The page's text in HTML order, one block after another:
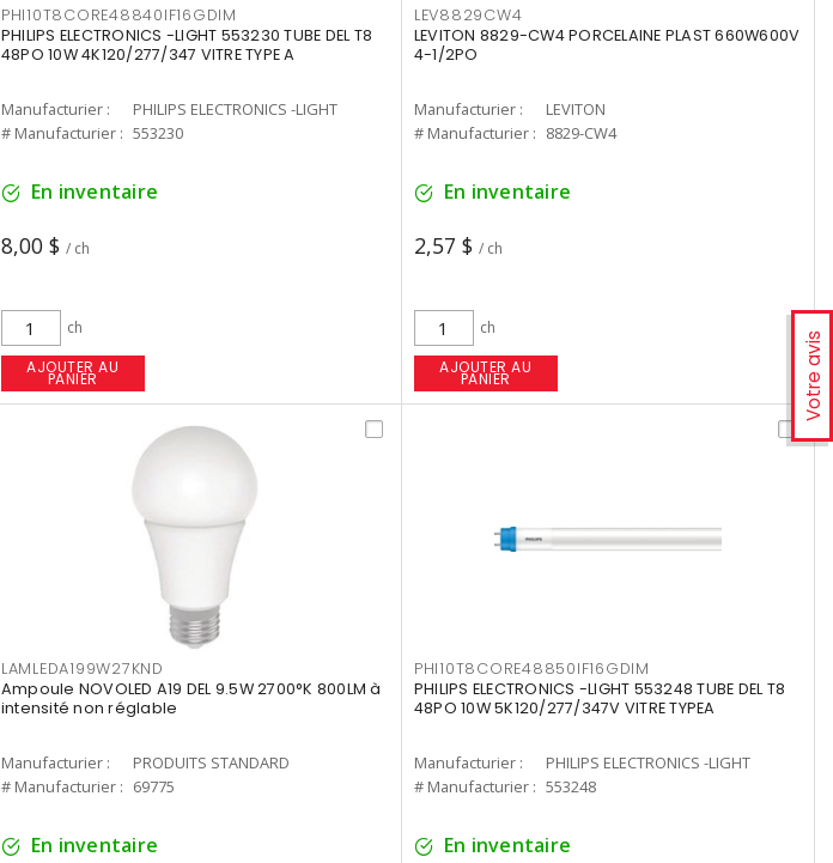
Votre avis
PHI10T8CORE48840IF16GDIM
PHILIPS ELECTRONICS -LIGHT 553230 TUBE DEL T8
48PO 10W 4K120/277/347 VITRE TYPE A
Manufacturier :
PHILIPS ELECTRONICS -LIGHT
# Manufacturier : 553230
En inventaire
8,00 $ / ch
ch
AJOUTER AU
PANIER
LEV8829CW4
LEVITON 8829-CW4 PORCELAINE PLAST 660W600V
4-1/2PO
Manufacturier :
LEVITON
# Manufacturier : 8829-CW4
En inventaire
2,57 $ / ch
ch
AJOUTER AU
PANIER
LAMLEDA199W27KND
Ampoule NOVOLED A19 DEL 9.5W 2700°K 800LM à
intensité non réglable
Manufacturier :
PRODUITS STANDARD
# Manufacturier : 69775
En inventaire
PHI10T8CORE48850IF16GDIM
PHILIPS ELECTRONICS -LIGHT 553248 TUBE DEL T8
48PO 10W 5K120/277/347V VITRE TYPEA
Manufacturier :
PHILIPS ELECTRONICS -LIGHT
# Manufacturier : 553248
En inventaire